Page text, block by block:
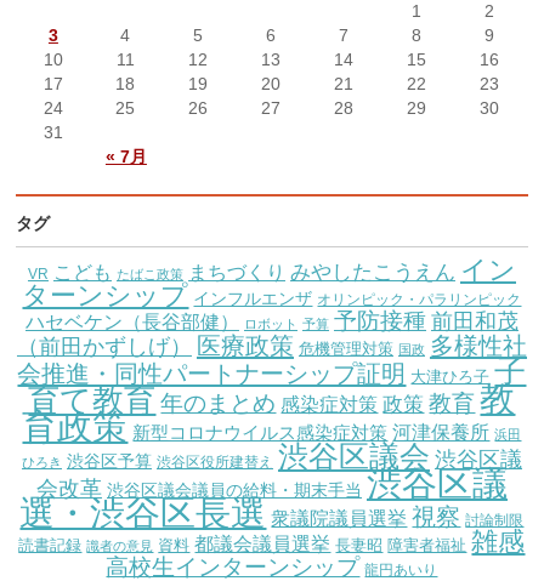
« 7月
1
2
3
4 5 6 7 8
9
10
11 12 13 14 15
16
17
18 19 20 21 22
23
24
25 26 27 28 29
30
31
タグ
VR こども たばこ政策 まちづくり みやしたこうえん イン
ターンシップ インフルエンザ オリンピック・パラリンピック
ハセベケン（長谷部健） ロボット 予算 予防接種 前田和茂
（前田かずしげ）
医療政策 危機管理対策 国政 多様性社
会推進・同性パートナーシップ証明 大津ひろ子 子
育て教育 年のまとめ 感染症対策 政策 教育 教
育政策 新型コロナウイルス感染症対策 河津保養所 浜田
ひろき 渋谷区予算 渋谷区役所建替え 渋谷区議会 渋谷区議
会改革 渋谷区議会議員の給料・期末手当 渋谷区議
選・渋谷区長選 衆議院議員選挙 視察 討論制限
読書記録 識者の意見 資料 都議会議員選挙 長妻昭 障害者福祉 雑感
高校生インターンシップ 龍円あいり